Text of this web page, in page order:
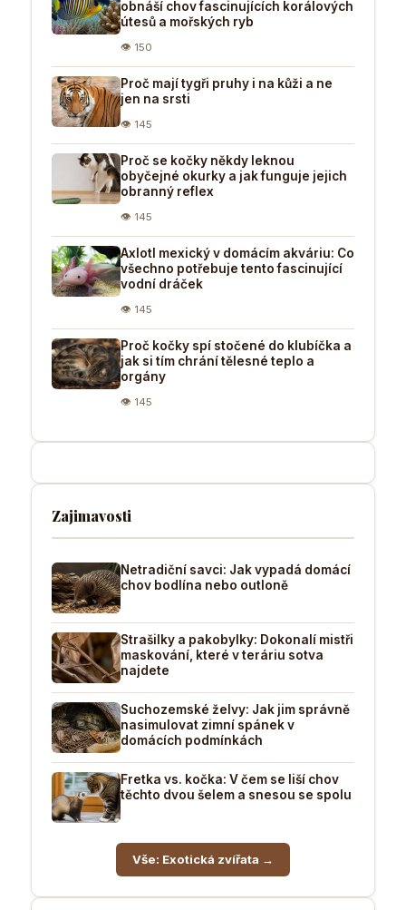
obnáší chov fascinujících korálových
útesů a mořských ryb
👁 150
Proč mají tygři pruhy i na kůži a ne
jen na srsti
👁 145
Proč se kočky někdy leknou
obyčejné okurky a jak funguje jejich
obranný reflex
👁 145
Axlotl mexický v domácím akváriu: Co
všechno potřebuje tento fascinující
vodní dráček
👁 145
Proč kočky spí stočené do klubíčka a
jak si tím chrání tělesné teplo a
orgány
👁 145
Zajimavosti
Netradiční savci: Jak vypadá domácí
chov bodlína nebo outloně
Strašilky a pakobylky: Dokonalí mistři
maskování, které v teráriu sotva
najdete
Suchozemské želvy: Jak jim správně
nasimulovat zimní spánek v
domácích podmínkách
Fretka vs. kočka: V čem se liší chov
těchto dvou šelem a snesou se spolu
Vše: Exotická zvířata →